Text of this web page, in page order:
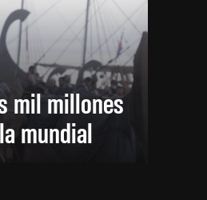
mil millones
mundial